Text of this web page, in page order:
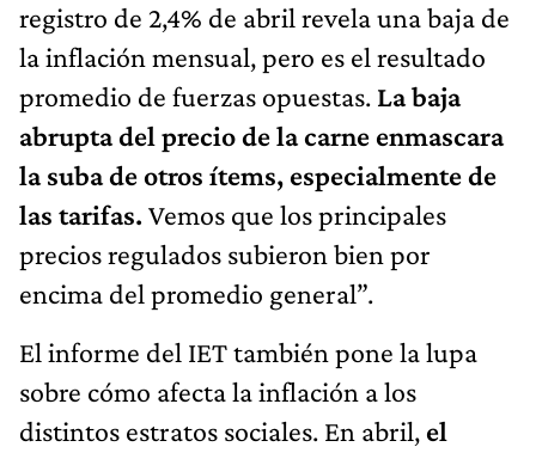
registro de 2,4% de abril revela una baja de
la inflación mensual, pero es el resultado
promedio de fuerzas opuestas. La baja
abrupta del precio de la carne enmascara
la suba de otros ítems, especialmente de
las tarifas. Vemos que los principales
precios regulados subieron bien por
encima del promedio general”.
El informe del IET también pone la lupa
sobre cómo afecta la inflación a los
distintos estratos sociales. En abril, el